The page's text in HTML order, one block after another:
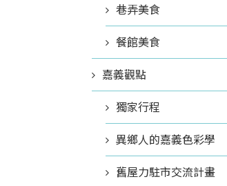
巷弄美食
餐館美食
嘉義觀點
獨家行程
異鄉人的嘉義色彩學
舊屋力駐市交流計畫